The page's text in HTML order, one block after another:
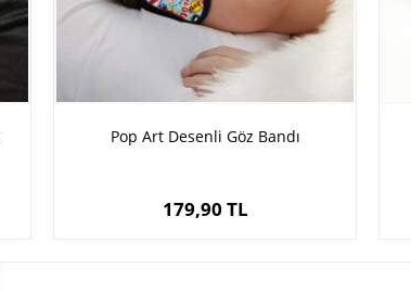
Pop Art Desenli Göz Bandı
179,90 TL